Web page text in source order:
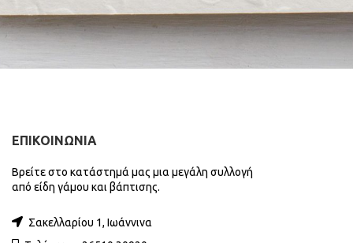
ΕΠΙΚΟΙΝΩΝΙΑ
Βρείτε στο κατάστημά μας μια μεγάλη συλλογή
από είδη γάμου και βάπτισης.
Σακελλαρίου 1, Ιωάννινα